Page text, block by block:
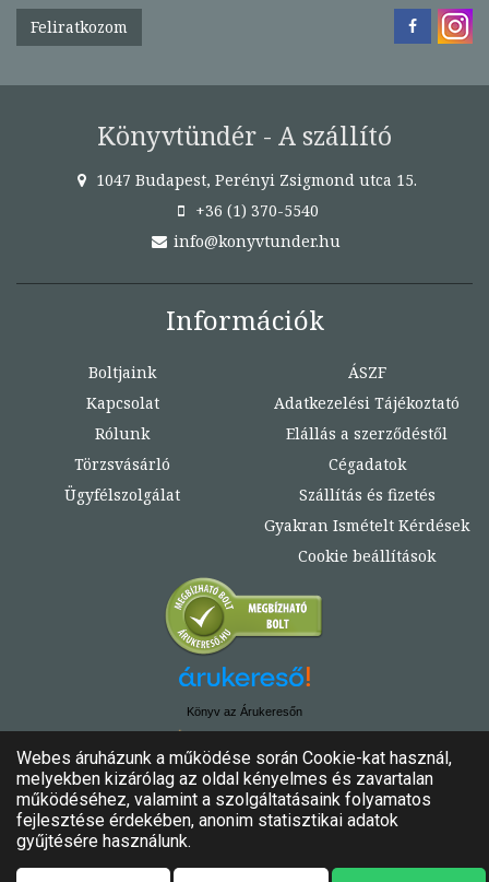
Feliratkozom
Könyvtündér - A szállító
1047 Budapest, Perényi Zsigmond utca 15.
+36 (1) 370-5540
info@konyvtunder.hu
Információk
Boltjaink
Kapcsolat
Rólunk
Törzsvásárló
Ügyfélszolgálat
ÁSZF
Adatkezelési Tájékoztató
Elállás a szerződéstől
Cégadatok
Szállítás és fizetés
Gyakran Ismételt Kérdések
Cookie beállítások
Könyv az Árukeresőn